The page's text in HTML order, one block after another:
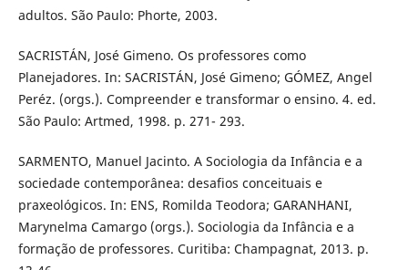
adultos. São Paulo: Phorte, 2003.
SACRISTÁN, José Gimeno. Os professores como
Planejadores. In: SACRISTÁN, José Gimeno; GÓMEZ, Angel
Peréz. (orgs.). Compreender e transformar o ensino. 4. ed.
São Paulo: Artmed, 1998. p. 271- 293.
SARMENTO, Manuel Jacinto. A Sociologia da Infância e a
sociedade contemporânea: desafios conceituais e
praxeológicos. In: ENS, Romilda Teodora; GARANHANI,
Marynelma Camargo (orgs.). Sociologia da Infância e a
formação de professores. Curitiba: Champagnat, 2013. p.